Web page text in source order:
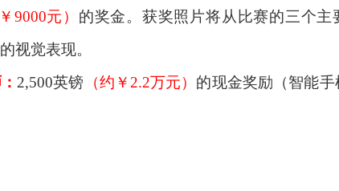
9000元） 的奖金。获奖照片将从比赛的三个主
视觉表现。
： 2,500英镑 （约￥ 2.2万元） 的现金奖励 （智能手